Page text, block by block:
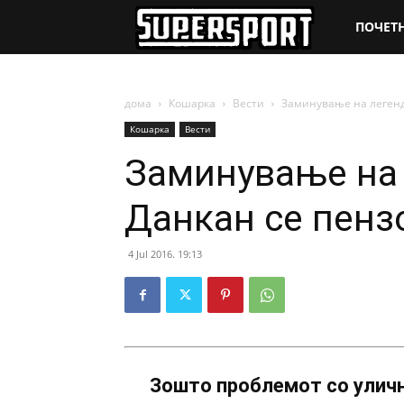
дома Кошарка Вести Заминување на
Кошарка Вести
Заминување на
Данкан се
4 Jul 2016. 19:13
Зошто проблемот со